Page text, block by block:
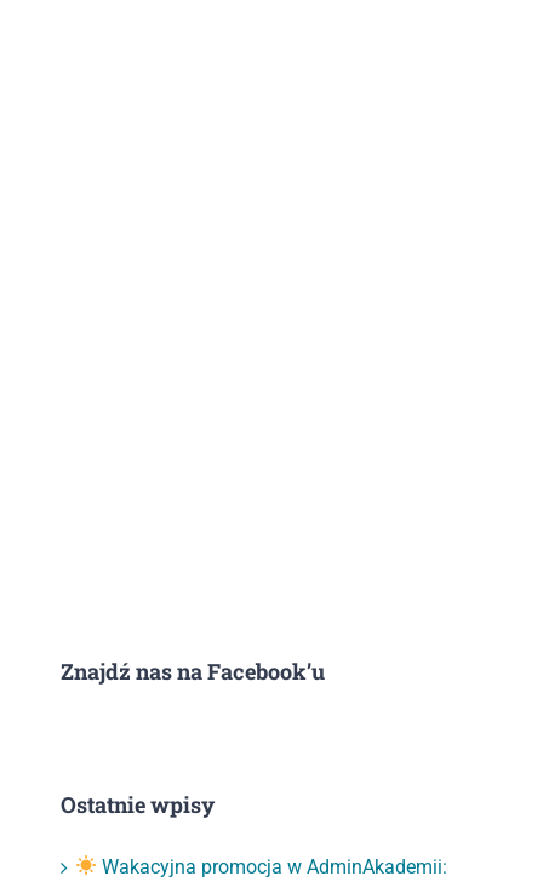
Znajdź nas na Facebook’u
Ostatnie wpisy
Wakacyjna promocja w AdminAkademii: